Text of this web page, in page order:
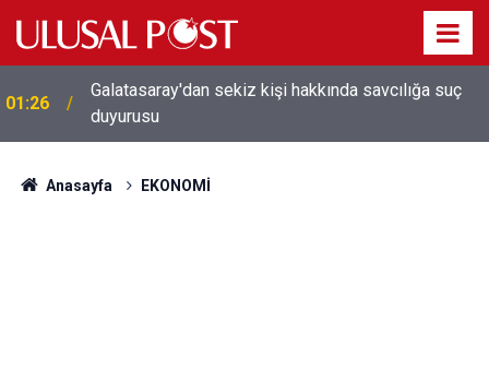
01:26
Galatasaray'dan sekiz kişi hakkında savcılığa suç
duyurusu
Anasayfa EKONOMİ